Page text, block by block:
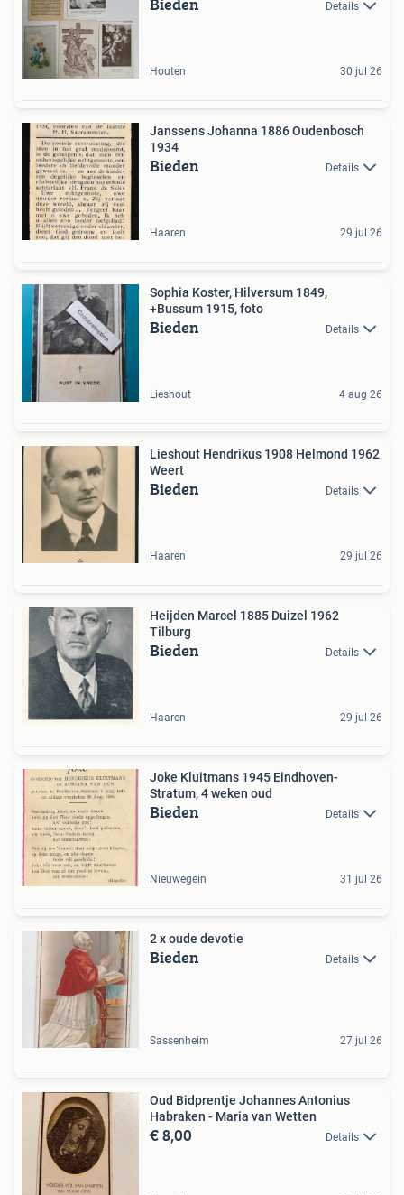
Details
Houten 30 jul 26
Janssens Johanna 1886 Oudenbosch
1934
Bieden Details
Haaren 29 jul 26
Sophia Koster, Hilversum 1849,
+Bussum 1915, foto
Bieden Details
Lieshout 4 aug 26
Lieshout Hendrikus 1908 Helmond 1962
Weert
Bieden Details
Haaren 29 jul 26
Heijden Marcel 1885 Duizel 1962
Tilburg
Bieden Details
Haaren 29 jul 26
Joke Kluitmans 1945 Eindhoven-
Stratum, 4 weken oud
Bieden Details
Nieuwegein 31 jul 26
2 x oude devotie
Bieden Details
Sassenheim 27 jul 26
Oud Bidprentje Johannes Antonius
Habraken - Maria van Wetten
€ 8,00 Details